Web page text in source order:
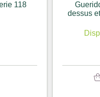
118
dessus